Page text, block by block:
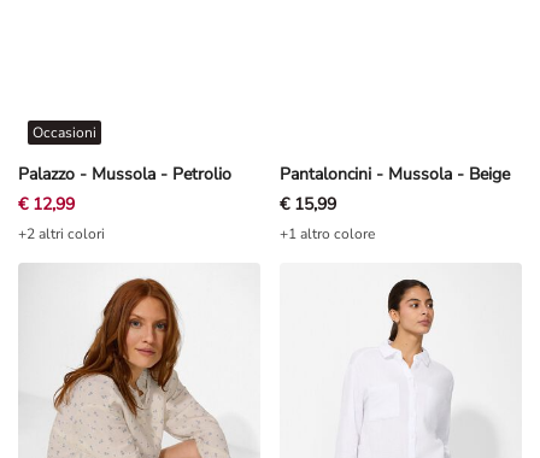
Palazzo - Mussola - Petrolio
Occasioni
€ 12,99
+2 altri colori
Pantaloncini - Mussola - Beige
€ 15,99
+1 altro colore